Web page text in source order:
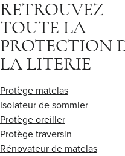
RETROUVEZ
TOUTE LA
PROTECTION
LA LITERIE
Protège matelas
Isolateur de sommier
Protège oreiller
Protège traversin
Rénovateur de matelas